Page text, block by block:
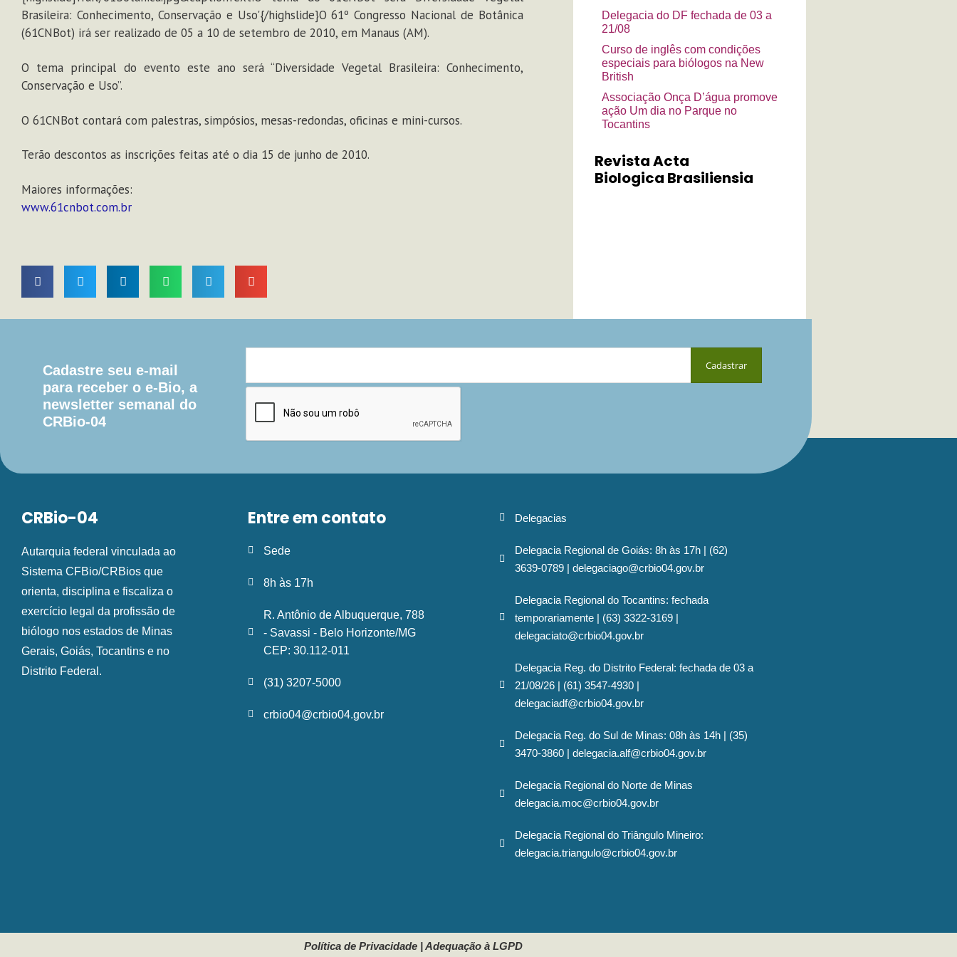
Brasileira: Conhecimento, Conservação e Uso'{/highslide}O 61º Congresso Nacional de Botânica
(61CNBot) irá ser realizado de 05 a 10 de setembro de 2010, em Manaus (AM).
O tema principal do evento este ano será “Diversidade Vegetal Brasileira: Conhecimento,
Conservação e Uso”.
O 61CNBot contará com palestras, simpósios, mesas-redondas, oficinas e mini-cursos.
Terão descontos as inscrições feitas até o dia 15 de junho de 2010.
Maiores informações:
www.61cnbot.com.br
Delegacia do DF fechada de 03 a
21/08
Curso de inglês com condições
especiais para biólogos na New
British
Associação Onça D’água promove
ação Um dia no Parque no
Tocantins
Revista Acta
Biologica Brasiliensia
Cadastre seu e-mail
para receber o e-Bio, a
newsletter semanal do
CRBio-04
CRBio-04
Autarquia federal vinculada ao
Sistema CFBio/CRBios que
orienta, disciplina e fiscaliza o
exercício legal da profissão de
biólogo nos estados de Minas
Gerais, Goiás, Tocantins e no
Distrito Federal.
Entre em contato
Sede
8h às 17h
R. Antônio de Albuquerque, 788
- Savassi - Belo Horizonte/MG
CEP: 30.112-011
(31) 3207-5000
crbio04@crbio04.gov.br
Delegacias
Delegacia Regional de Goiás: 8h às 17h | (62)
3639-0789 | delegaciago@crbio04.gov.br
Delegacia Regional do Tocantins: fechada
temporariamente | (63) 3322-3169 |
delegaciato@crbio04.gov.br
Delegacia Reg. do Distrito Federal: fechada de 03 a
21/08/26 | (61) 3547-4930 |
delegaciadf@crbio04.gov.br
Delegacia Reg. do Sul de Minas: 08h às 14h | (35)
3470-3860 | delegacia.alf@crbio04.gov.br
Delegacia Regional do Norte de Minas
delegacia.moc@crbio04.gov.br
Delegacia Regional do Triângulo Mineiro:
delegacia.triangulo@crbio04.gov.br
Política de Privacidade|Adequação à LGPD